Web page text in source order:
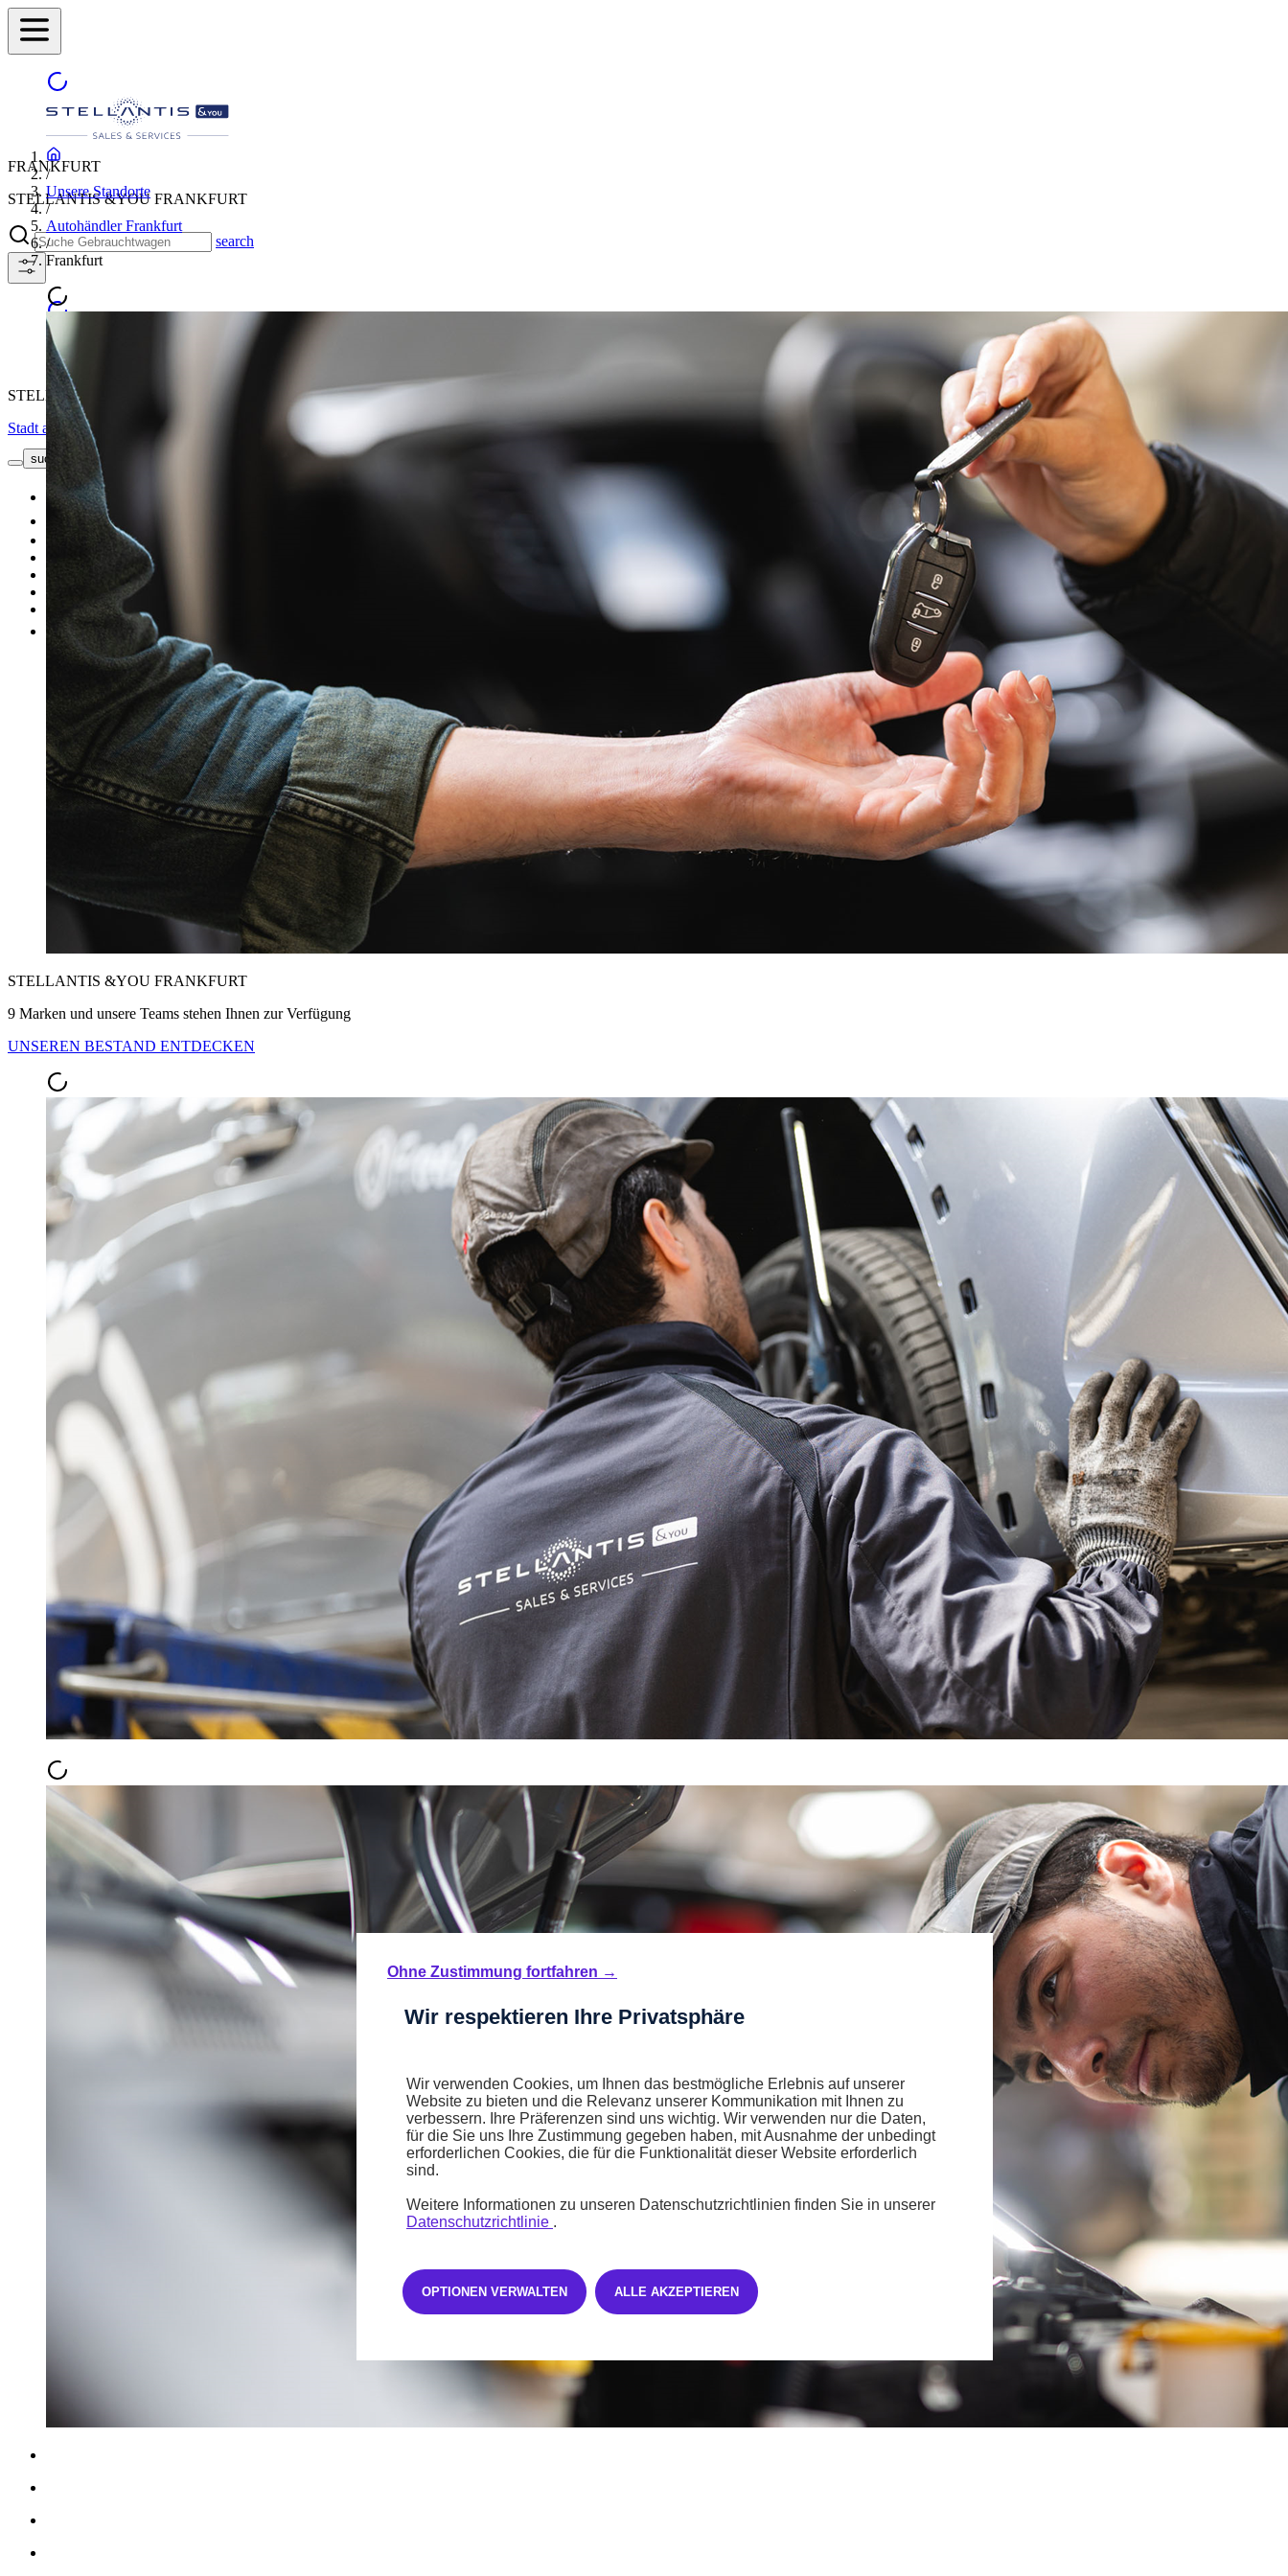
FRANKFURT
STELLANTIS &YOU FRANKFURT
search
STELLANTIS &YOU FRANKFURT
Stadt auswählen
suche button - icon
Neuwagen
Gebrauchtwagen
Top Angebote
Unsere Marken
Fahrzeug verkaufen
Mehr
/
Unsere Standorte
/
Autohändler Frankfurt
/
Frankfurt
STELLANTIS &YOU FRANKFURT
9 Marken und unsere Teams stehen Ihnen zur Verfügung
UNSEREN BESTAND ENTDECKEN
Ohne Zustimmung fortfahren →
Wir respektieren Ihre Privatsphäre
Wir verwenden Cookies, um Ihnen das bestmögliche Erlebnis auf unserer
Website zu bieten und die Relevanz unserer Kommunikation mit Ihnen zu
verbessern. Ihre Präferenzen sind uns wichtig. Wir verwenden nur die Daten,
für die Sie uns Ihre Zustimmung gegeben haben, mit Ausnahme der unbedingt
erforderlichen Cookies, die für die Funktionalität dieser Website erforderlich
sind.
Weitere Informationen zu unseren Datenschutzrichtlinien finden Sie in unserer
Datenschutzrichtlinie .
OPTIONEN VERWALTEN ALLE AKZEPTIEREN